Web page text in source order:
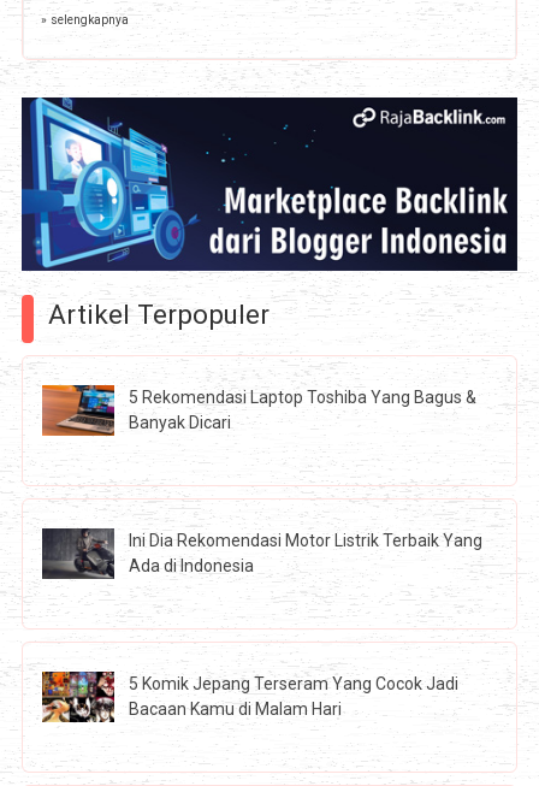
» selengkapnya
Artikel Terpopuler
5 Rekomendasi Laptop Toshiba Yang Bagus &
Banyak Dicari
Ini Dia Rekomendasi Motor Listrik Terbaik Yang
Ada di Indonesia
5 Komik Jepang Terseram Yang Cocok Jadi
Bacaan Kamu di Malam Hari